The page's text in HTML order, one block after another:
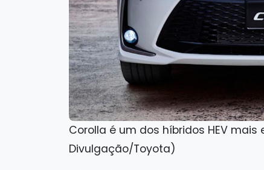
Corolla é um dos híbridos HEV
Divulgação/Toyota)